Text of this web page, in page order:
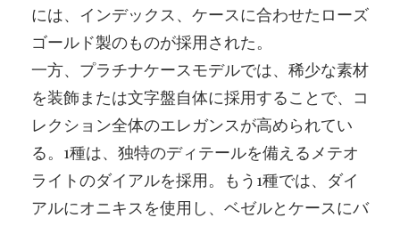
には、インデックス、ケースに合わせたローズ
ゴールド製のものが採用された。
一方、プラチナケースモデルでは、稀少な素材
を装飾または文字盤自体に採用することで、コ
レクション全体のエレガンスが高められてい
る。1種は、独特のディテールを備えるメテオ
ライトのダイアルを採用。もう1種では、ダイ
アルにオニキスを使用し、ベゼルとケースにバ